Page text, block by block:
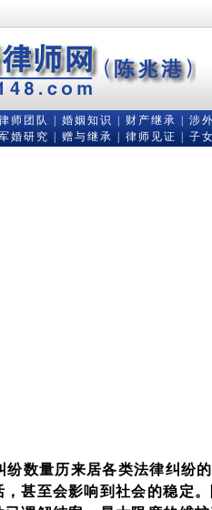
师团队 婚姻知识 财产继承
涉
婚研究 赠与继承 律师见证 子
纷数量历来居各类法律纠纷
，甚至会影响到社会的稳定